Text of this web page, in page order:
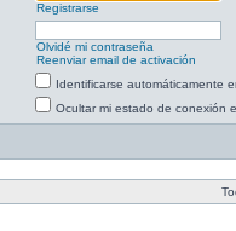
Registrarse
Olvidé mi contraseña
Reenviar email de activación
Identificarse automáticamente
Ocultar mi estado de conexión